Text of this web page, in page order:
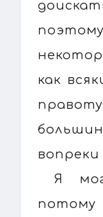
как
вопреки
Я